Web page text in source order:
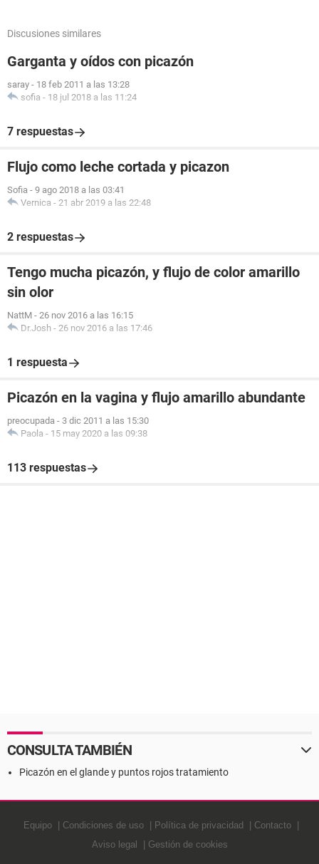
Discusiones similares
Garganta y oídos con picazón
saray - 18 feb 2011 a las 13:28
sofia - 18 jul 2018 a las 11:24
7 respuestas
Flujo como leche cortada y picazon
Sofia - 9 ago 2018 a las 03:41
Vernica - 21 abr 2019 a las 22:48
2 respuestas
Tengo mucha picazón, y flujo de color amarillo
sin olor
NattM - 26 nov 2016 a las 16:15
Dr.Josh - 26 nov 2016 a las 17:46
1 respuesta
Picazón en la vagina y flujo amarillo abundante
preocupada - 3 dic 2011 a las 15:30
Paola - 15 may 2020 a las 09:38
113 respuestas
CONSULTA TAMBIÉN
Picazón en el glande y puntos rojos tratamiento
Equipo Condiciones de uso Política de privacidad
Contacto
Aviso legal
Gestión de cookies